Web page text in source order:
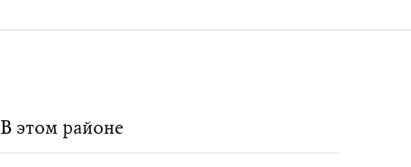
В этом районе